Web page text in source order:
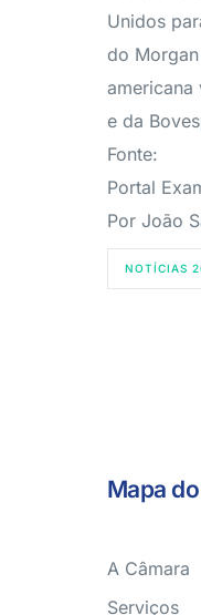
Unidos
do
americana
e da
Fonte:
Portal
Por João
NOTÍCIAS
Mapa
A Câmara
Serviços